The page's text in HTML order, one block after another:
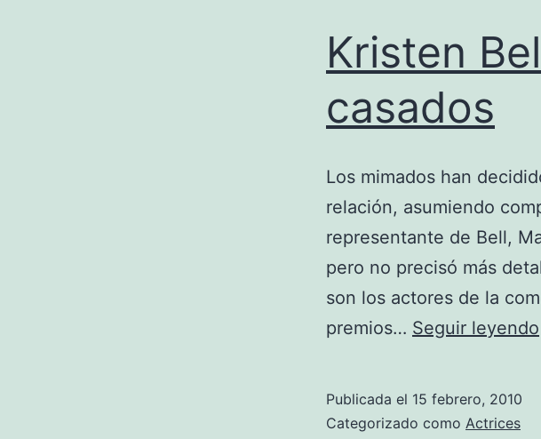
Kristen
casados
Los mimados han
relación, asumiendo
representante de Bell,
pero no precisó más
son los actores de la
premios… Seguir leyendo
Publicada el 15 febrero, 2010
Categorizado como Actrices